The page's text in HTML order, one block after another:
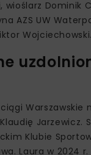
wioślarz Dominik
AZS UW
Wojciechowski.
Warszawskie
Jarzewicz.
Klubie
Laura w 2024